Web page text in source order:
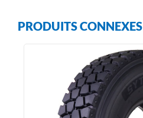
PRODUITS CONNEXES